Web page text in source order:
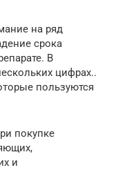
на ряд
срока
В
цифрах..
пользуются
покупке
и